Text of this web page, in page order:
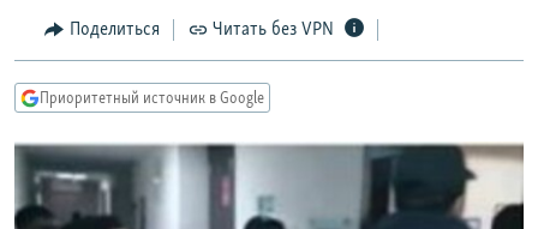
Вернутся
главной
навигации
Вернутся
поиску
МНЕНИЯ
IDEL.РЕАЛИИ
КАВКАЗ.РЕАЛИИ
СЕВЕР.РЕАЛИИ
Поделиться Читать без VPN
Приоритетный источник в Google